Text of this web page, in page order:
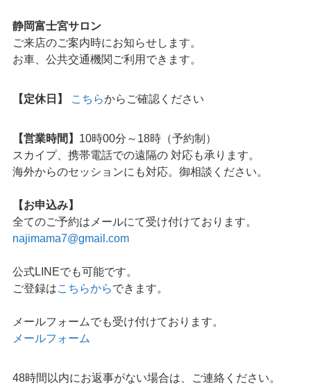
静岡富士宮サロン
ご来店のご案内時にお知らせします。
お車、公共交通機関ご利用できます。
【定休日】 こちらからご確認ください
【営業時間】 10時00分～18時（予約制）
スカイプ、携帯電話での遠隔の 対応も承ります。
海外からのセッションにも対応。御相談ください。
【お申込み】
全てのご予約はメールにて受け付けております。
najimama7@gmail.com
公式LINEでも可能です。
ご登録はこちらからできます。
メールフォームでも受け付けております。
メールフォーム
48時間以内にお返事がない場合は、ご連絡ください。